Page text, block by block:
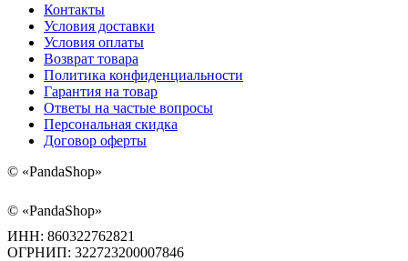
Контакты
Условия доставки
Условия оплаты
Возврат товара
Политика конфиденциальности
Гарантия на товар
Ответы на частые вопросы
Персональная скидка
Договор оферты
© «PandaShop»
© «PandaShop»
ИНН: 860322762821
ОГРНИП: 322723200007846